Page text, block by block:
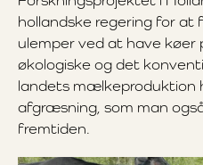
hollandske regering for at
ulemper ved at have
økologiske og det
landets mælkeproduktion
afgræsning, som man
fremtiden.